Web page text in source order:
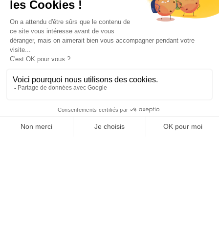
OFFICE DE TOURISME
Tél. +33 4 68 53 45 86